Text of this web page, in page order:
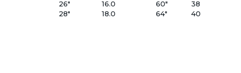
26"
16.0 60"
38
28"
18.0 64" 40